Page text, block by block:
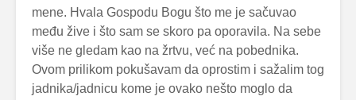
mene. Hvala Gospodu Bogu što me je sačuvao
među žive i što sam se skoro pa oporavila. Na sebe
više ne gledam kao na žrtvu, već na pobednika.
Ovom prilikom pokušavam da oprostim i sažalim tog
jadnika/jadnicu kome je ovako nešto moglo da